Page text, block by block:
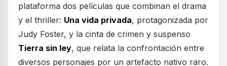
plataforma dos películas que combinan el drama
y el thriller: Una vida privada, protagonizada por
Judy Foster, y la cinta de crimen y suspenso
Tierra sin ley, que relata la confrontación entre
diversos personajes por un artefacto nativo raro.